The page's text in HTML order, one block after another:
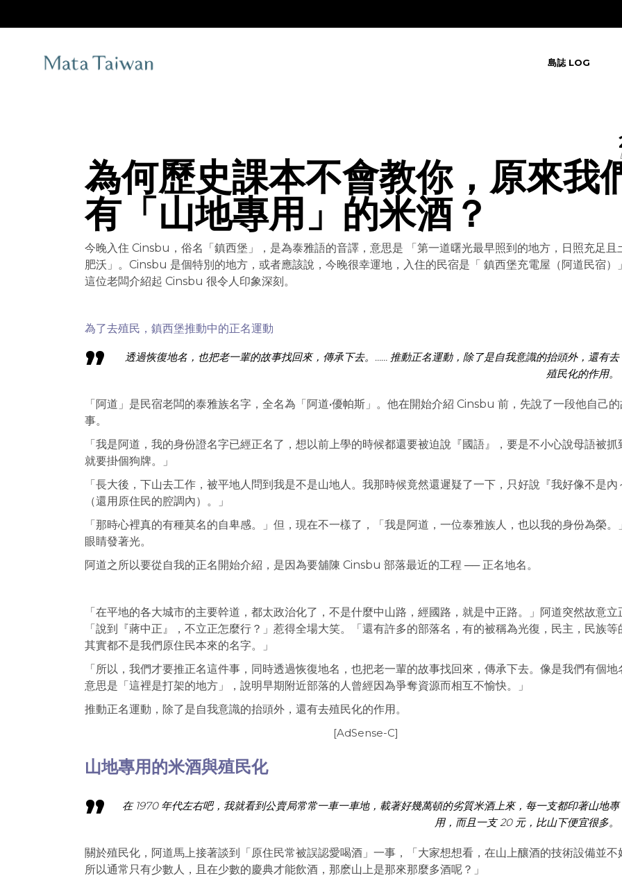
the
島誌 LOG
為何歷史課本不會教你，原來我
有「山地專用」的米酒？
今晚入住 Cinsbu，俗名「鎮西堡」，是為泰雅語的音譯，意思是 「第一道曙光最早照到的地方，日照充足且
肥沃」。Cinsbu 是個特別的地方，或者應該說，今晚很幸運地，入住的民宿是「 鎮西堡充電屋（阿道民宿）
這位老闆介紹起 Cinsbu 很令人印象深刻。
為了去殖民，鎮西堡推動中的正名運動
透過恢復地名，也把老一輩的故事找回來，傳承下去。…… 推動正名運動，除了是自我意識的抬頭外，還有去
殖民化的作用。
「阿道」是民宿老闆的泰雅族名字，全名為「阿道•優帕斯」。他在開始介紹 Cinsbu 前，先說了一段他自己
事。
「我是阿道，我的身份證名字已經正名了，想以前上學的時候都還要被迫說『國語』，要是不小心說母語被抓
就要掛個狗牌。」
「長大後，下山去工作，被平地人問到我是不是山地人。我那時候竟然還遲疑了一下，只好說『我好像不是內
（還用原住民的腔調內）。」
「那時心裡真的有種莫名的自卑感。」但，現在不一樣了，「我是阿道，一位泰雅族人，也以我的身份為榮。
眼睛發著光。
阿道之所以要從自我的正名開始介紹，是因為要舖陳 Cinsbu 部落最近的工程 ── 正名地名。
「在平地的各大城市的主要幹道，都太政治化了，不是什麼中山路，經國路，就是中正路。」阿道突然故意立
「說到『蔣中正』，不立正怎麼行？」惹得全場大笑。「還有許多的部落名，有的被稱為光復，民主，民族等
其實都不是我們原住民本來的名字。」
「所以，我們才要推正名這件事，同時透過恢復地名，也把老一輩的故事找回來，傳承下去。像是我們有個地
意思是「這裡是打架的地方」，說明早期附近部落的人曾經因為爭奪資源而相互不愉快。」
推動正名運動，除了是自我意識的抬頭外，還有去殖民化的作用。
[AdSense-C]
山地專用的米酒與殖民化
在 1970 年代左右吧，我就看到公賣局常常一車一車地，載著好幾萬頓的劣質米酒上來，每一支都印著山地專
用，而且一支 20 元，比山下便宜很多。
關於殖民化，阿道馬上接著談到「原住民常被誤認愛喝酒」一事，「大家想想看，在山上釀酒的技術設備並不
所以通常只有少數人，且在少數的慶典才能飲酒，那麽山上是那來那麼多酒呢？」